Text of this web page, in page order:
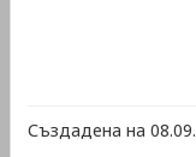
Създадена на